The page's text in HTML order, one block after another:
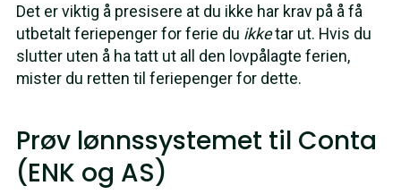
Det er viktig å presisere at du ikke har krav på å få
utbetalt feriepenger for ferie du ikketar ut. Hvis du
slutter uten å ha tatt ut all den lovpålagte ferien,
mister du retten til feriepenger for dette.
Prøv lønnssystemet til Conta
(ENK og AS)